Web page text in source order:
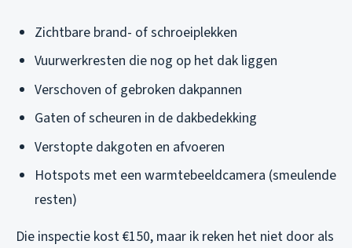
Zichtbare brand- of schroeiplekken
Vuurwerkresten die nog op het dak liggen
Verschoven of gebroken dakpannen
Gaten of scheuren in de dakbedekking
Verstopte dakgoten en afvoeren
Hotspots met een warmtebeeldcamera (smeulende
resten)
Die inspectie kost €150, maar ik reken het niet door als